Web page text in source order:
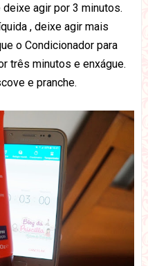
agir por 3 minutos.
, deixe agir mais
o Condicionador para
três minutos e enxágue.
e pranche.